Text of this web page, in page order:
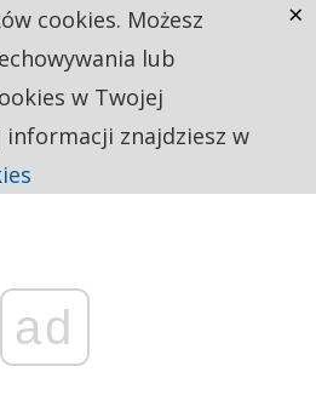
ad
cookies. Możesz
lub
w Twojej
informacji znajdziesz w
×